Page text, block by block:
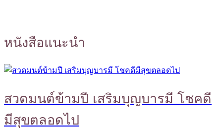
หนังสือแนะนำ
สวดมนต์ข้ามปี เสริมบุญบารมี โชคดี
มีสุขตลอดไป